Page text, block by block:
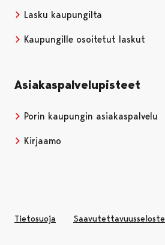
Lasku kaupungilta
Kaupungille osoitetut laskut
Asiakaspalvelupisteet
Porin kaupungin asiakaspalvelu
Kirjaamo
Tietosuoja Saavutettavuusseloste